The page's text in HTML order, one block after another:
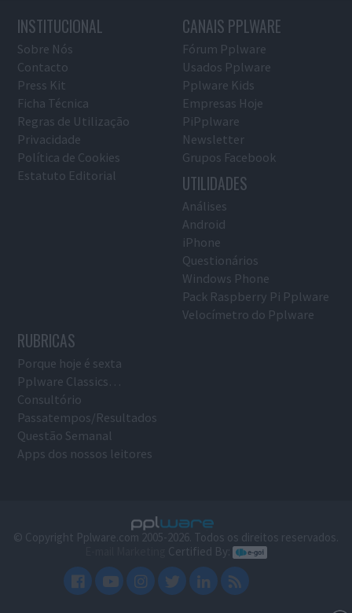
INSTITUCIONAL
Sobre Nós
Contacto
Press Kit
Ficha Técnica
Regras de Utilização
Privacidade
Política de Cookies
Estatuto Editorial
CANAIS PPLWARE
Fórum Pplware
Usados Pplware
Pplware Kids
Empresas Hoje
PiPplware
Newsletter
Grupos Facebook
UTILIDADES
Análises
Android
iPhone
Questionários
Windows Phone
Pack Raspberry Pi Pplware
Velocímetro do Pplware
RUBRICAS
Porque hoje é sexta
Pplware Classics…
Consultório
Passatempos/Resultados
Questão Semanal
Apps dos nossos leitores
© Copyright Pplware.com 2005-2026. Todos os direitos reservados.
Certified By: